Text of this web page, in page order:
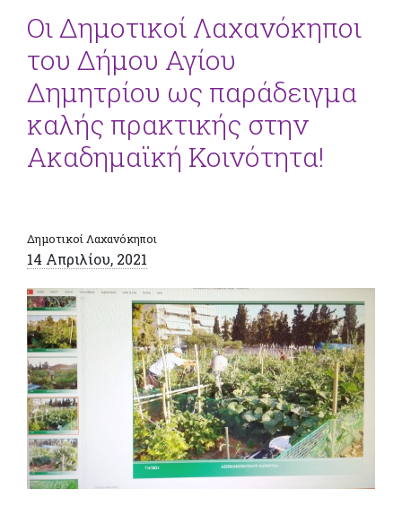
Οι Δημοτικοί Λαχανόκηποι
του Δήμου Αγίου
Δημητρίου ως παράδειγμα
καλής πρακτικής στην
Ακαδημαϊκή Κοινότητα!
Δημοτικοί Λαχανόκηποι
14 Απριλίου, 2021